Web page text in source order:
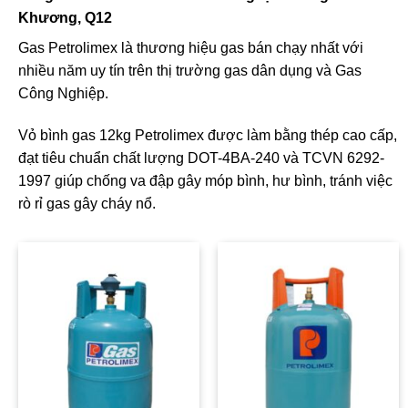
Khương, Q12
Gas Petrolimex là thương hiệu gas bán chạy nhất với
nhiều năm uy tín trên thị trường gas dân dụng và Gas
Công Nghiệp.
Vỏ bình gas 12kg Petrolimex được làm bằng thép cao cấp,
đạt tiêu chuẩn chất lượng DOT-4BA-240 và TCVN 6292-
1997 giúp chống va đập gây móp bình, hư bình, tránh việc
rò rỉ gas gây cháy nổ.